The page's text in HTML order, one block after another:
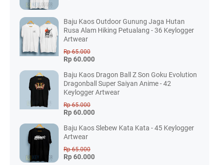
Baju Kaos Outdoor Gunung Jaga Hutan
Rusa Alam Hiking Petualang - 36 Keylogger
Artwear
Rp 65.000
Rp 60.000
Baju Kaos Dragon Ball Z Son Goku Evolution
Dragonball Super Saiyan Anime - 42
Keylogger Artwear
Rp 65.000
Rp 60.000
Baju Kaos Slebew Kata Kata - 45 Keylogger
Artwear
Rp 65.000
Rp 60.000